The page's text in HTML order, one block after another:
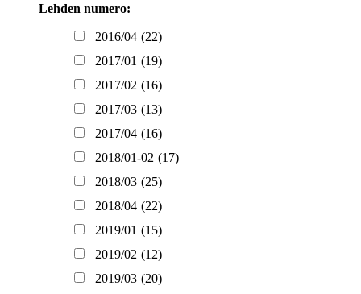
Lehden numero:
2016/04 (22)
2017/01 (19)
2017/02 (16)
2017/03 (13)
2017/04 (16)
2018/01-02 (17)
2018/03 (25)
2018/04 (22)
2019/01 (15)
2019/02 (12)
2019/03 (20)